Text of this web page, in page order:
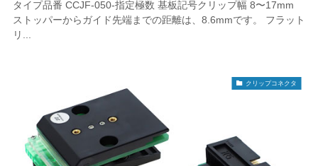
タイプ品番 CCJF-050-指定極数 基板記号クリップ幅 8〜17mm
ストッパーからガイド先端までの距離は、8.6mmです。 フラット
リ...
クリップコネクタ